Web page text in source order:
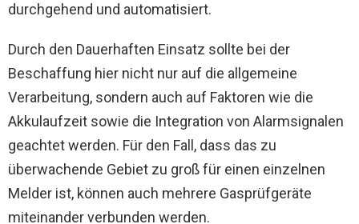
durchgehend und automatisiert.
Durch den Dauerhaften Einsatz sollte bei der
Beschaffung hier nicht nur auf die allgemeine
Verarbeitung, sondern auch auf Faktoren wie die
Akkulaufzeit sowie die Integration von Alarmsignalen
geachtet werden. Für den Fall, dass das zu
überwachende Gebiet zu groß für einen einzelnen
Melder ist, können auch mehrere Gasprüfgeräte
miteinander verbunden werden.